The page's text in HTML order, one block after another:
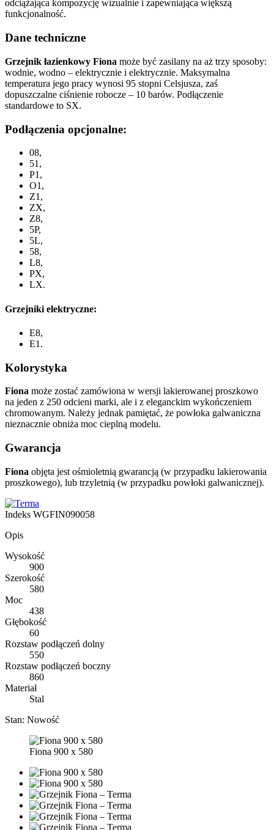
odciążająca kompozycję wizualnie i zapewniająca większą
funkcjonalność.
Dane techniczne
Grzejnik łazienkowy Fiona może być zasilany na aż trzy sposoby:
wodnie, wodno – elektrycznie i elektrycznie. Maksymalna
temperatura jego pracy wynosi 95 stopni Celsjusza, zaś
dopuszczalne ciśnienie robocze – 10 barów. Podłączenie
standardowe to SX.
Podłączenia opcjonalne:
08,
51,
P1,
O1,
Z1,
ZX,
Z8,
5P,
5L,
58,
L8,
PX,
LX.
Grzejniki elektryczne:
E8,
E1.
Kolorystyka
Fiona może zostać zamówiona w wersji lakierowanej proszkowo
na jeden z 250 odcieni marki, ale i z eleganckim wykończeniem
chromowanym. Należy jednak pamiętać, że powłoka galwaniczna
nieznacznie obniża moc cieplną modelu.
Gwarancja
Fiona objęta jest ośmioletnią gwarancją (w przypadku lakierowania
proszkowego), lub trzyletnią (w przypadku powłoki galwanicznej).
Indeks WGFIN090058
Opis
Wysokość
900
Szerokość
580
Moc
438
Głębokość
60
Rozstaw podłączeń dolny
550
Rozstaw podłączeń boczny
860
Materiał
Stal
Stan: Nowość
Fiona 900 x 580